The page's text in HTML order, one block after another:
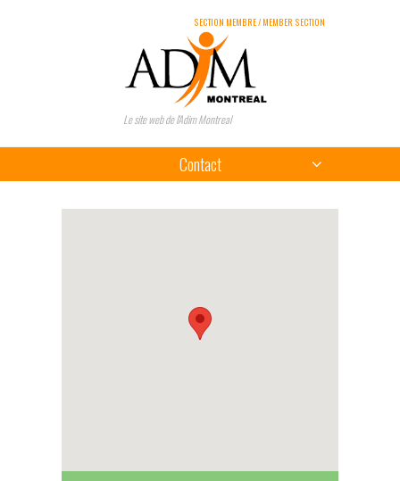
SECTION MEMBRE / MEMBER SECTION
Le site web de l'Adim Montreal
Contact